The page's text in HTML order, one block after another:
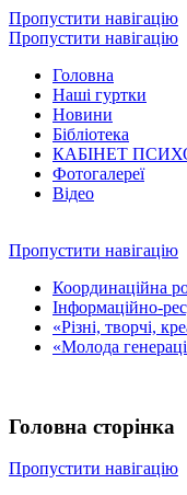
Пропустити навігацію
Пропустити навігацію
Головна
Наші гуртки
Новини
Бібліотека
КАБІНЕТ
Фотогалереї
Відео
Пропустити навігацію
Координаційна
Інформаційно-
«Різні, творчі,
«Молода
Головна сторінка
Пропустити навігацію